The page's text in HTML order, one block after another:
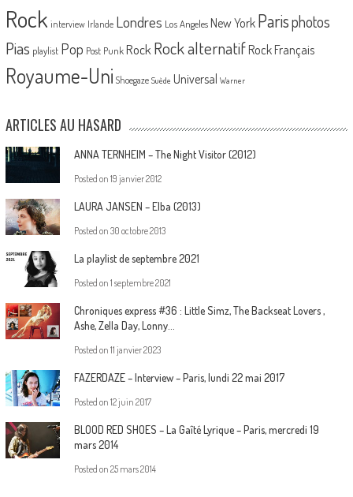
Rock interview Irlande Londres Los Angeles New York Parisphotos
Pias playlist Pop Post Punk Rock Rock alternatif Rock Français
Royaume-Uni Shoegaze Suède Universal Warner
ARTICLES AU HASARD
ANNA TERNHEIM – The Night Visitor (2012)
Posted on 19 janvier 2012
LAURA JANSEN – Elba (2013)
Posted on 30 octobre 2013
La playlist de septembre 2021
Posted on 1 septembre 2021
Chroniques express #36 : Little Simz, The Backseat Lovers ,
Ashe, Zella Day, Lonny…
Posted on 11 janvier 2023
FAZERDAZE – Interview – Paris, lundi 22 mai 2017
Posted on 12 juin 2017
BLOOD RED SHOES – La Gaîté Lyrique – Paris, mercredi 19
mars 2014
Posted on 25 mars 2014